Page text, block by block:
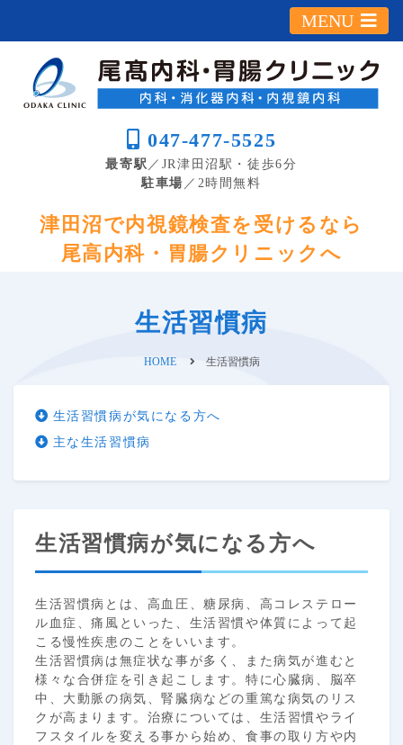
047-477-5525
最寄駅 ／JR津田沼駅・徒歩6分
駐車場 ／2時間無料
MENU
津田沼で内視鏡検査を受けるなら
尾高内科・胃腸クリニックへ
生活習慣病
HOME 生活習慣病
生活習慣病が気になる方へ
主な生活習慣病
生活習慣病が気になる方へ
生活習慣病とは、高血圧、糖尿病、高コレステロー
ル血症、痛風といった、生活習慣や体質によって起
こる慢性疾患のことをいいます。
生活習慣病は無症状な事が多く、また病気が進むと
様々な合併症を引き起こします。特に心臓病、脳卒
中、大動脈の病気、腎臓病などの重篤な病気のリス
クが高まります。治療については、生活習慣やライ
フスタイルを変える事から始め、食事の取り方や内